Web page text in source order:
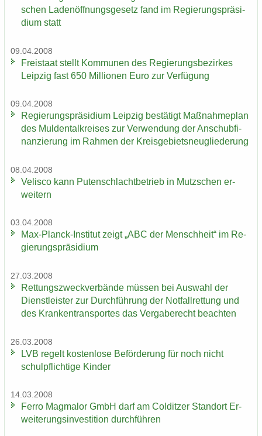
schen La­den­öff­nungs­ge­setz fand im Re­gie­rungs­prä­si­
di­um statt
09.04.2008
Frei­staat stellt Kom­mu­nen des Re­gie­rungs­be­zir­kes
Leip­zig fast 650 Mil­lio­nen Euro zur Ver­fü­gung
09.04.2008
Re­gie­rungs­prä­si­di­um Leip­zig be­stä­tigt Maß­nah­me­plan
des Mul­den­tal­krei­ses zur Ver­wen­dung der An­schub­fi­
nan­zie­rung im Rah­men der Kreis­ge­biets­neu­glie­de­rung
08.04.2008
Ve­lis­co kann Pu­ten­schlacht­be­trieb in Mutz­schen er­
wei­tern
03.04.2008
Max-​Planck-Institut zeigt „ABC der Mensch­heit“ im Re­
gie­rungs­prä­si­di­um
27.03.2008
Ret­tungs­zweck­ver­bän­de müs­sen bei Aus­wahl der
Dienst­leis­ter zur Durch­füh­rung der Not­fall­ret­tung und
des Kran­ken­trans­por­tes das Ver­ga­be­recht be­ach­ten
26.03.2008
LVB re­gelt kos­ten­lo­se Be­för­de­rung für noch nicht
schul­pflich­ti­ge Kin­der
14.03.2008
Ferro Mag­ma­lor GmbH darf am Col­dit­zer Stand­ort Er­
wei­te­rungs­in­ves­ti­ti­on durch­füh­ren